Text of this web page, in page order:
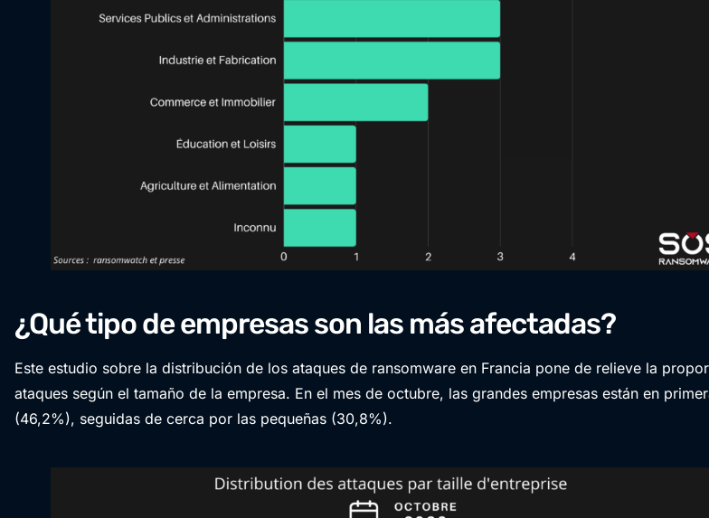
¿Qué tipo de empresas son las más afectadas?
Este estudio sobre la distribución de los ataques de ransomware en Francia pone de relieve la
ataques según el tamaño de la empresa. En el mes de octubre, las grandes empresas están en
(46,2%), seguidas de cerca por las pequeñas (30,8%).